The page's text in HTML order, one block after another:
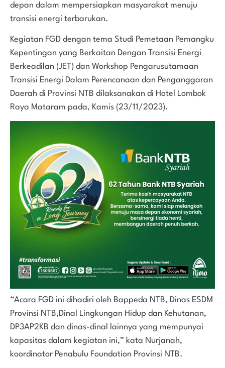
depan dalam mempersiapkan masyarakat menuju
transisi energi terbarukan.
Kegiatan FGD dengan tema Studi Pemetaan Pemangku
Kepentingan yang Berkaitan Dengan Transisi Energi
Berkeadilan (JET) dan Workshop Pengarusutamaan
Transisi Energi Dalam Perencanaan dan Penganggaran
Daerah di Provinsi NTB dilaksanakan di Hotel Lombok
Raya Mataram pada, Kamis (23/11/2023).
“Acara FGD ini dihadiri oleh Bappeda NTB, Dinas ESDM
Provinsi NTB,Dinal Lingkungan Hidup dan Kehutanan,
DP3AP2KB dan dinas-dinal lainnya yang mempunyai
kapasitas dalam kegiatan ini,” kata Nurjanah,
koordinator Penabulu Foundation Provinsi NTB.